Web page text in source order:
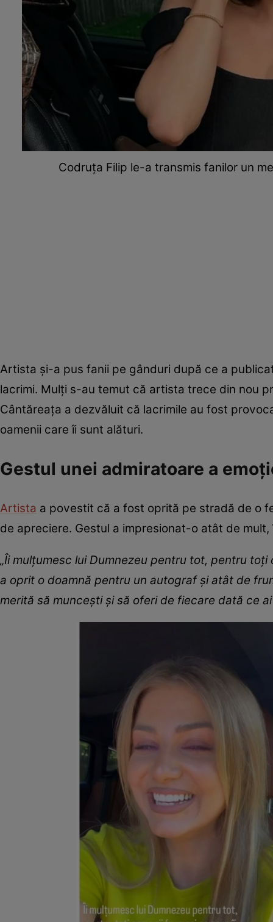
Codruța Filip le-a transmis fanilor un
Artista și-a pus fanii pe gânduri după ce a
lacrimi. Mulți s-au temut că artista trece din nou
Cântăreața a dezvăluit că lacrimile au fost
oamenii care îi sunt alături.
Gestul unei admiratoare a
Artista a povestit că a fost oprită pe stradă de o
de apreciere. Gestul a impresionat-o atât de
„Îi mulțumesc lui Dumnezeu pentru tot, pentru
a oprit o doamnă pentru un autograf și atât de
merită să muncești și să oferi de fiecare dată ce